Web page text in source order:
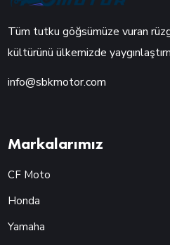
Tüm tutku göğsümüze vuran
kültürünü ülkemizde
info@sbkmotor.com
Markalarımız
CF Moto
Honda
Yamaha